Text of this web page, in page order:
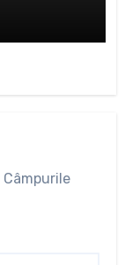
Câmpurile